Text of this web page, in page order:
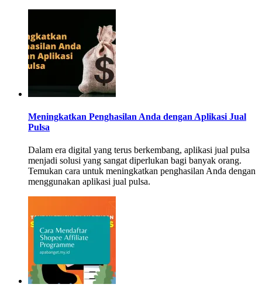
Meningkatkan Penghasilan Anda dengan Aplikasi Jual
Pulsa
Dalam era digital yang terus berkembang, aplikasi jual pulsa
menjadi solusi yang sangat diperlukan bagi banyak orang.
Temukan cara untuk meningkatkan penghasilan Anda dengan
menggunakan aplikasi jual pulsa.